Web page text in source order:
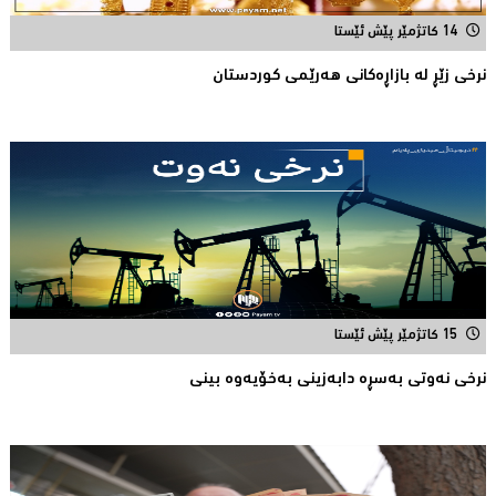
14 کاتژمێر پێش ئێستا
نرخی زێڕ له‌ بازاڕه‌كانی هه‌رێمی كوردستان
15 کاتژمێر پێش ئێستا
نرخی نه‌وتی به‌سڕه‌ دابه‌زینی به‌خۆیه‌وه‌ بینی